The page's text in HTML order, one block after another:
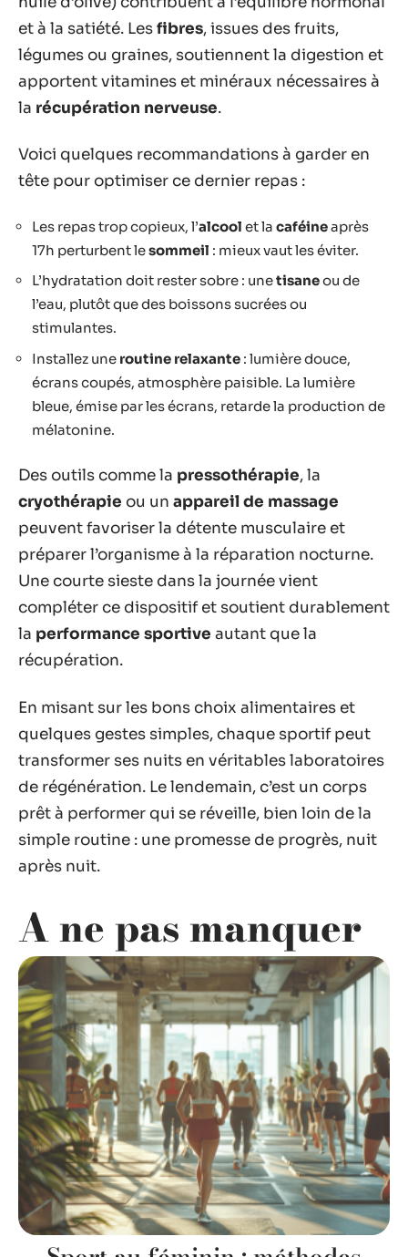
et à la satiété. Lesfibres, issues des fruits,
légumes ou graines, soutiennent la digestion et
apportent vitamines et minéraux nécessaires à
la récupération nerveuse.
Voici quelques recommandations à garder en
tête pour optimiser ce dernier repas :
Les repas trop copieux, l’alcool et la caféineaprès
17h perturbent lesommeil : mieux vaut les éviter.
L’hydratation doit rester sobre : unetisaneou de
l’eau, plutôt que des boissons sucrées ou
stimulantes.
Installez une routine relaxante : lumière douce,
écrans coupés, atmosphère paisible. La lumière
bleue, émise par les écrans, retarde la production de
mélatonine.
Des outils comme la pressothérapie, la
cryothérapie ou un appareil de massage
peuvent favoriser la détente musculaire et
préparer l’organisme à la réparation nocturne.
Une courte sieste dans la journée vient
compléter ce dispositif et soutient durablement
la performance sportive autant que la
récupération.
En misant sur les bons choix alimentaires et
quelques gestes simples, chaque sportif peut
transformer ses nuits en véritables laboratoires
de régénération. Le lendemain, c’est un corps
prêt à performer qui se réveille, bien loin de la
simple routine : une promesse de progrès, nuit
après nuit.
A ne pas manquer